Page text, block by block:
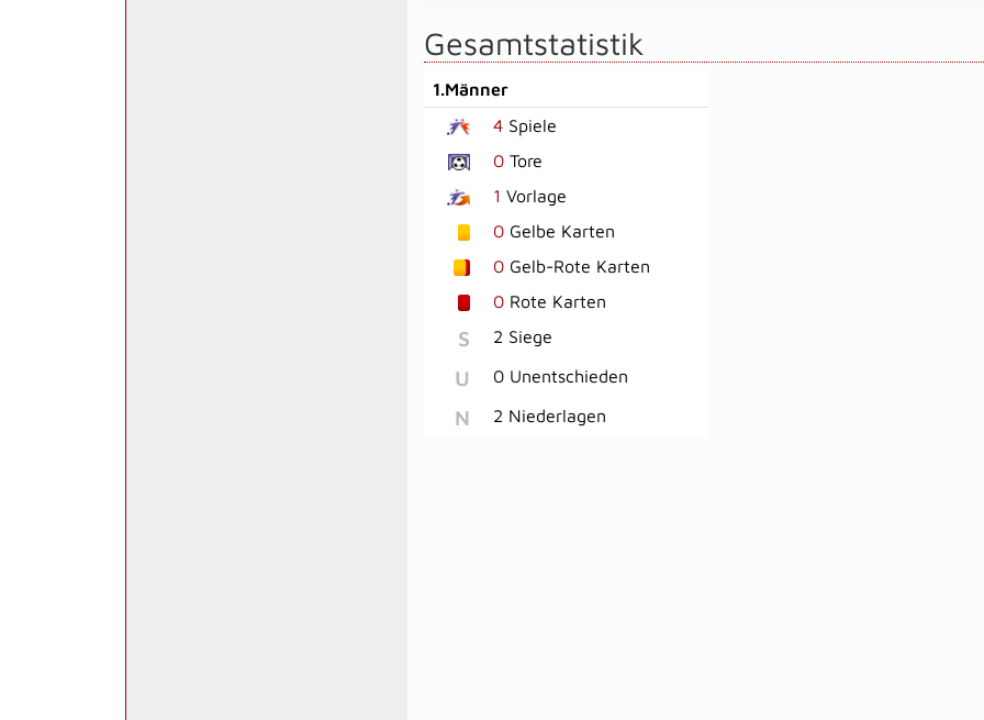
Gesamtstatistik
1.Männer
4 Spiele
0 Tore
1 Vorlage
0 Gelbe Karten
0 Gelb-Rote Karten
0 Rote Karten
S 2 Siege
U 0 Unentschieden
N 2 Niederlagen